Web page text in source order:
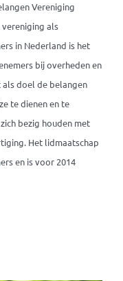
Vereniging
vereniging als
in Nederland is het
bij overheden en
doel de belangen
te dienen en te
bezig houden met
Het lidmaatschap
en is voor 2014